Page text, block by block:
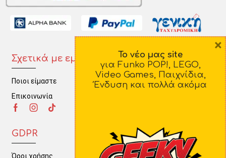
Σχετικά με εμάς
Ποιοι είμαστε
Επικοινωνία
Πληροφορίες
Τρόποι Πληρωμής
GDPR
Όροι χρήσης
Το νέο μας site
για Funko POP!, LEGO,
Video Games, Παιχνίδια,
Ένδυση και πολλά ακόμα
×